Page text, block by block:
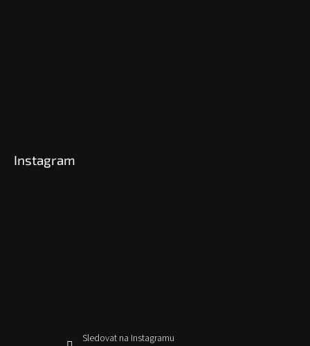
Instagram
Sledovat na Instagramu